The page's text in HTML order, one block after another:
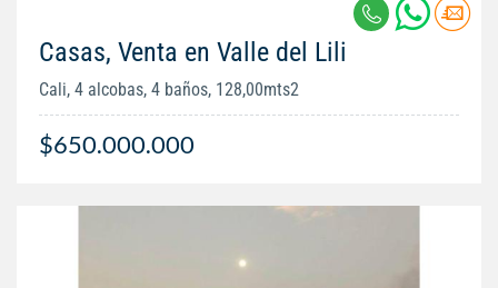
Casas, Venta en Valle del Lili
Cali, 4 alcobas, 4 baños, 128,00mts2
$650.000.000